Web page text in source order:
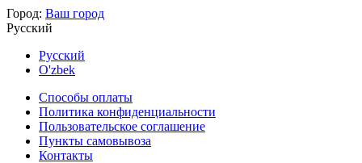
Город: Ваш город
Русский
Русский
O'zbek
Способы оплаты
Политика конфиденциальности
Пользовательское соглашение
Пункты самовывоза
Контакты